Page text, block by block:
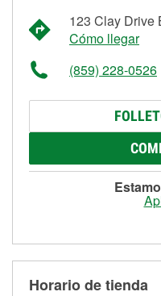
123 Clay Drive
Cómo llegar
(859) 228-0526
Horario de tienda